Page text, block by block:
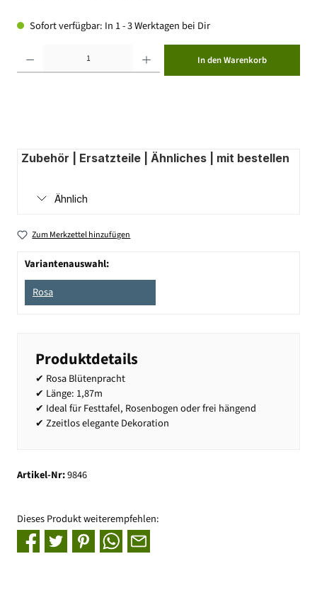
Sofort verfügbar: In 1 - 3 Werktagen bei Dir
In den Warenkorb
Zubehör | Ersatzteile | Ähnliches | mit bestellen
Ähnlich
Zum Merkzettel hinzufügen
Variantenauswahl:
Rosa
Produktdetails
✔ Rosa Blütenpracht
✔ Länge: 1,87m
✔ Ideal für Festtafel, Rosenbogen oder frei hängend
✔ Zzeitlos elegante Dekoration
Artikel-Nr:9846
Dieses Produkt weiterempfehlen: